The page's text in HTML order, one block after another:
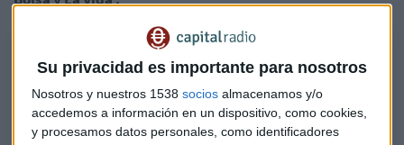
Su privacidad es importante para nosotros
Nosotros y nuestros 1538 socios almacenamos y/o
accedemos a información en un dispositivo, como cookies,
y procesamos datos personales, como identificadores
Entrevista a Lucía Gutiérrez-Mellado
¿Cómo evolucionan los mercados financieros en este contexto de
inflación y en plena temporada de resultados empresariales? Lo
analizamos con la directora de Estrategia de JP Morgan AM para
España y Portugal.